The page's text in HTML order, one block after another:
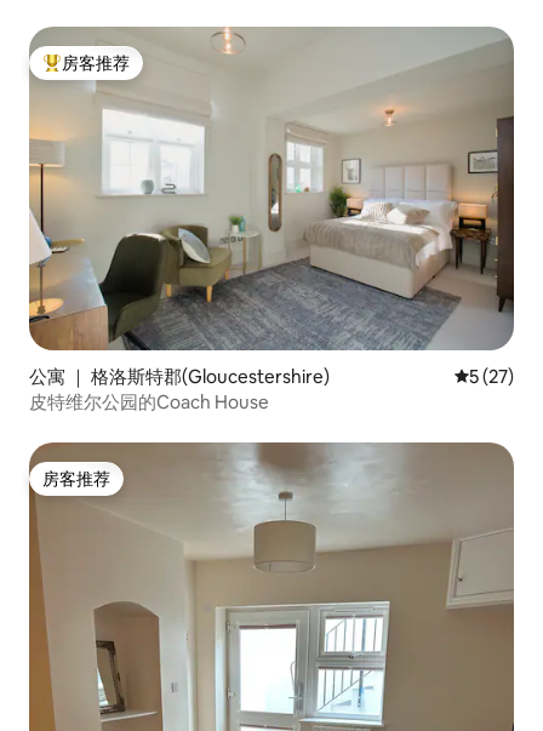
热门「房客推荐」
房客推荐
公寓 ｜ 格洛斯特郡(Gloucestershire) 平均评分
5 (27)
皮特维尔公园的Coach House
房客推荐
房客推荐